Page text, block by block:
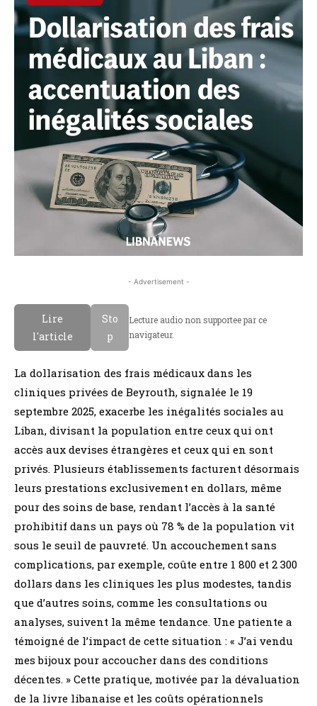
- Advertisement -
Lire
l'article
Sto
p
Lecture audio non supportee par ce
navigateur.
La dollarisation des frais médicaux dans les
cliniques privées de Beyrouth, signalée le 19
septembre 2025, exacerbe les inégalités sociales au
Liban, divisant la population entre ceux qui ont
accès aux devises étrangères et ceux qui en sont
privés. Plusieurs établissements facturent désormais
leurs prestations exclusivement en dollars, même
pour des soins de base, rendant l’accès à la santé
prohibitif dans un pays où 78 % de la population vit
sous le seuil de pauvreté. Un accouchement sans
complications, par exemple, coûte entre 1 800 et 2 300
dollars dans les cliniques les plus modestes, tandis
que d’autres soins, comme les consultations ou
analyses, suivent la même tendance. Une patiente a
témoigné de l’impact de cette situation : « J’ai vendu
mes bijoux pour accoucher dans des conditions
décentes. » Cette pratique, motivée par la dévaluation
de la livre libanaise et les coûts opérationnels